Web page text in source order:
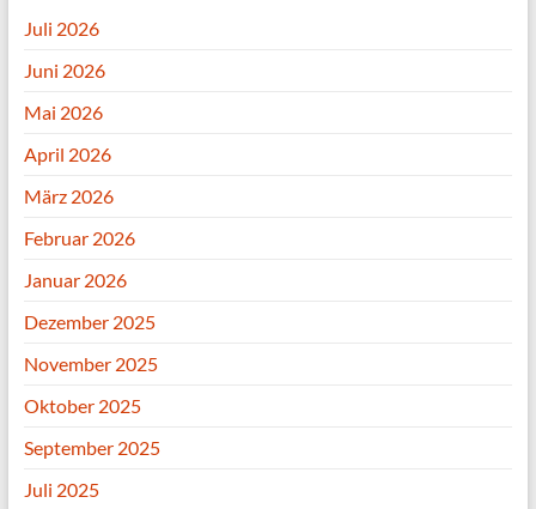
Juli 2026
Juni 2026
Mai 2026
April 2026
März 2026
Februar 2026
Januar 2026
Dezember 2025
November 2025
Oktober 2025
September 2025
Juli 2025